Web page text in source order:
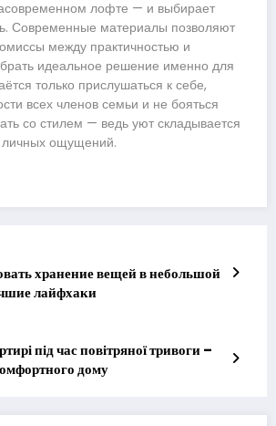
лофте — и выбирает
Современные материалы позволяют
между практичностью и
идеальное решение именно для
только прислушаться к себе,
всех членов семьи и не бояться
со стилем — ведь уют складывается
ощущений.
хранение вещей в небольшой
лайфхаки
під час повітряної тривоги –
дому